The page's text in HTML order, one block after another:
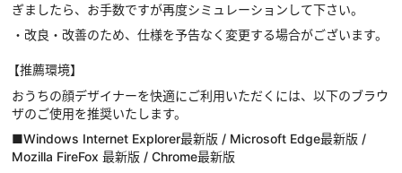
ぎましたら、お手数ですが再度シミュレーションして下さい。
・改良・改善のため、仕様を予告なく変更する場合がございます。
【推薦環境】
おうちの顔デザイナーを快適にご利用いただくには、以下のブラウ
ザのご使用を推奨いたします。
■Windows Internet Explorer最新版 / Microsoft Edge最新版 /
Mozilla FireFox 最新版 / Chrome最新版